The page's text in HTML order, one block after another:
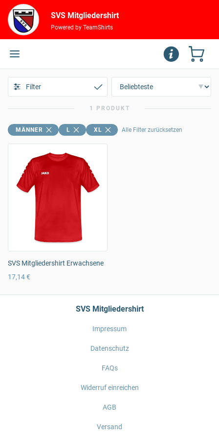
SVS Mitgliedershirt
Powered by TeamShirts
Filter
1 PRODUKT
MÄNNER L XL Alle Filter zurücksetzen
SVS Mitgliedershirt Erwachsene
17,14 €
SVS Mitgliedershirt
Impressum
Datenschutz
FAQs
Widerruf einreichen
AGB
Versand